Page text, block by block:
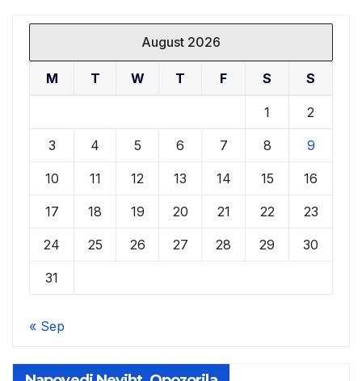
August 2026
M T W T F S S
1 2
3 4 5 6 7 8 9
10 11 12 13 14 15 16
17 18 19 20 21 22 23
24 25 26 27 28 29 30
31
« Sep